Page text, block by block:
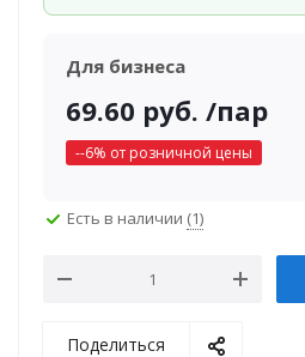
Для бизнеса
69.60 руб. /пар
--6% от розничной цены
Есть в наличии (1)
Поделиться